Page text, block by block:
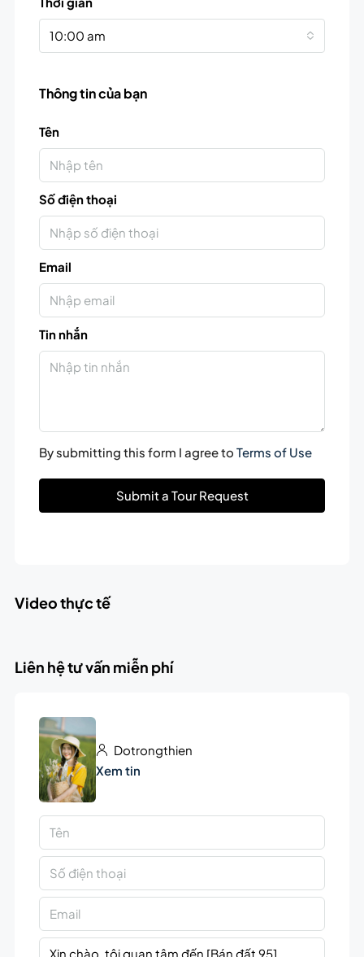
10:00 am
Thông tin của bạn
Tên
Số điện thoại
Email
Tin nhắn
By submitting this form I agree to Terms of Use
Submit a Tour Request
Video thực tế
Liên hệ tư vấn miễn phí
Dotrongthien
Xem tin